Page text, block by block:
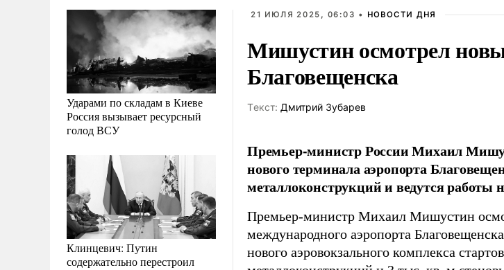
Ударами по складам в Киеве
Россия вызывает ресурсный
голод ВСУ
Клинцевич: Путин
содержательно перестроил
21 ИЮЛЯ 2025, 06:03 • НОВОСТИ ДНЯ
Мишустин осмотрел
Благовещенска
Tекст: Дмитрий Зубарев
Премьер-министр России Михаил
нового терминала аэропорта
металлоконструкций и ведутся работы
Премьер-министр Михаил Мишустин
международного аэропорта
нового аэровокзального комплекса